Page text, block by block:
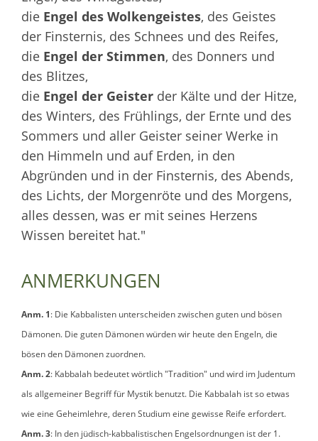
die Engel des Wolkengeistes, des Geistes
der Finsternis, des Schnees und des Reifes,
die Engel der Stimmen, des Donners und
des Blitzes,
die Engel der Geister der Kälte und der Hitze,
des Winters, des Frühlings, der Ernte und des
Sommers und aller Geister seiner Werke in
den Himmeln und auf Erden, in den
Abgründen und in der Finsternis, des Abends,
des Lichts, der Morgenröte und des Morgens,
alles dessen, was er mit seines Herzens
Wissen bereitet hat."
ANMERKUNGEN
Anm. 1: Die Kabbalisten unterscheiden zwischen guten und bösen
Dämonen. Die guten Dämonen würden wir heute den Engeln, die
bösen den Dämonen zuordnen.
Anm. 2: Kabbalah bedeutet wörtlich "Tradition" und wird im Judentum
als allgemeiner Begriff für Mystik benutzt. Die Kabbalah ist so etwas
wie eine Geheimlehre, deren Studium eine gewisse Reife erfordert.
Anm. 3: In den jüdisch-kabbalistischen Engelsordnungen ist der 1.